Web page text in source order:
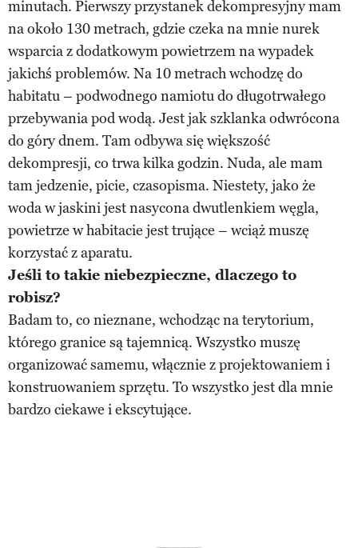
minutach. Pierwszy przystanek dekompresyjny mam
na około 130 metrach, gdzie czeka na mnie nurek
wsparcia z dodatkowym powietrzem na wypadek
jakichś problemów. Na 10 metrach wchodzę do
habitatu – podwodnego namiotu do długotrwałego
przebywania pod wodą. Jest jak szklanka odwrócona
do góry dnem. Tam odbywa się większość
dekompresji, co trwa kilka godzin. Nuda, ale mam
tam jedzenie, picie, czasopisma. Niestety, jako że
woda w jaskini jest nasycona dwutlenkiem węgla,
powietrze w habitacie jest trujące – wciąż muszę
korzystać z aparatu.
Jeśli to takie niebezpieczne, dlaczego to
robisz?
Badam to, co nieznane, wchodząc na terytorium,
którego granice są tajemnicą. Wszystko muszę
organizować samemu, włącznie z projektowaniem i
konstruowaniem sprzętu. To wszystko jest dla mnie
bardzo ciekawe i ekscytujące.